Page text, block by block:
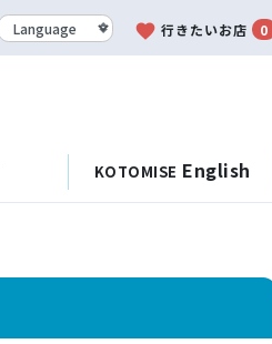
favorite 行きたいお店 0
KOTOMISE English